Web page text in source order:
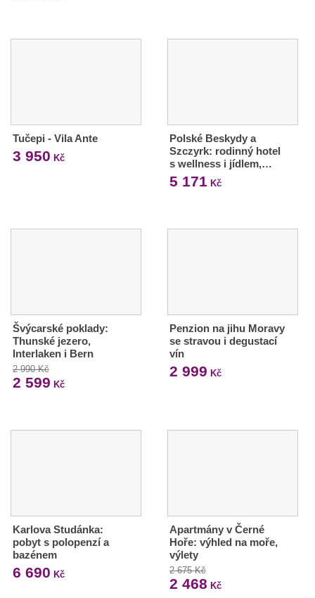
Tučepi - Vila Ante
3 950 Kč
Polské Beskydy a
Szczyrk: rodinný hotel
s wellness i jídlem,…
5 171 Kč
Švýcarské poklady:
Thunské jezero,
Interlaken i Bern
2 990 Kč
2 599 Kč
Penzion na jihu Moravy
se stravou i degustací
vín
2 999 Kč
Karlova Studánka:
pobyt s polopenzí a
bazénem
6 690 Kč
Apartmány v Černé
Hoře: výhled na moře,
výlety
2 675 Kč
2 468 Kč